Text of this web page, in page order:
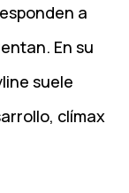
a
En su
suele
clímax